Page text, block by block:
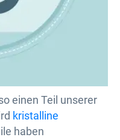
einen Teil unserer
kristalline
haben